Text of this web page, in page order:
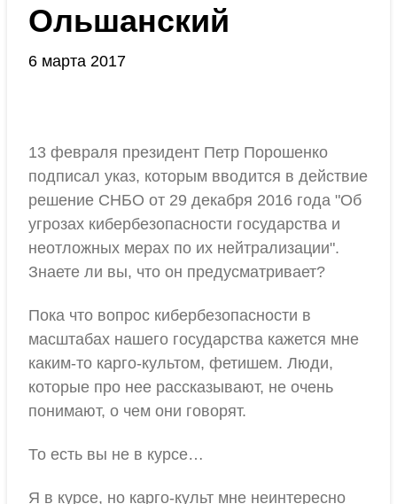
Ольшанский
6 марта 2017
13 февраля президент Петр Порошенко
подписал указ, которым вводится в действие
решение СНБО от 29 декабря 2016 года "Об
угрозах кибербезопасности государства и
неотложных мерах по их нейтрализации".
Знаете ли вы, что он предусматривает?
Пока что вопрос кибербезопасности в
масштабах нашего государства кажется мне
каким-то карго-культом, фетишем. Люди,
которые про нее рассказывают, не очень
понимают, о чем они говорят.
То есть вы не в курсе…
Я в курсе, но карго-культ мне неинтересно